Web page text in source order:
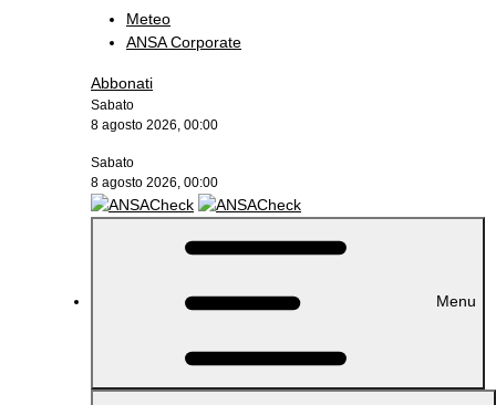
Meteo
ANSA Corporate
Abbonati
Sabato
8 agosto 2026, 00:00
Sabato
8 agosto 2026, 00:00
Menu